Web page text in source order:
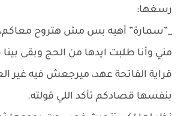
رسغها:
_”سمارة” أهيه بس مش هتروح
مني وأنا طلبت ايدها من الحج وبقى بينا
قراية الفاتحة عهد، ميرجعش فيه غير
بنفسها قصادكم تأكد اللي قولته.